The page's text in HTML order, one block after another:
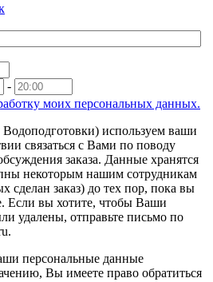
-
моих персональных данных.
используем ваши
связаться с Вами по поводу
заказа. Данные хранятся
некоторым нашим сотрудникам
сделан заказ) до тех пор, пока вы
Если вы хотите, чтобы Ваши
удалены, отправьте письмо по
персональные данные
Вы имеете право обратиться